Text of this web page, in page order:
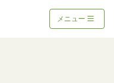
メニュー